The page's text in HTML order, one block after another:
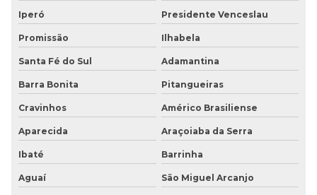
Iperó Presidente Venceslau
Promissão Ilhabela
Santa Fé do Sul Adamantina
Barra Bonita Pitangueiras
Cravinhos Américo Brasiliense
Aparecida Araçoiaba da Serra
Ibaté Barrinha
Aguaí São Miguel Arcanjo